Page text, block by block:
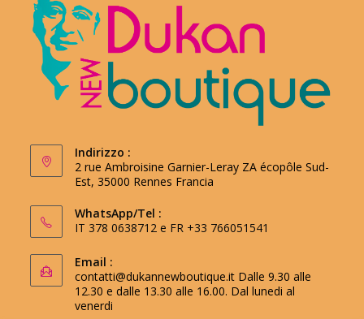
Indirizzo :
2 rue Ambroisine Garnier-Leray ZA écopôle Sud-
Est, 35000 Rennes Francia
WhatsApp/Tel :
IT 378 0638712 e FR +33 766051541
Email :
contatti@dukannewboutique.it Dalle 9.30 alle
12.30 e dalle 13.30 alle 16.00. Dal lunedi al
venerdi